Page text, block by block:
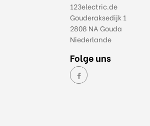
123electric.de
Gouderaksedijk 1
2808 NA Gouda
Niederlande
Folge uns